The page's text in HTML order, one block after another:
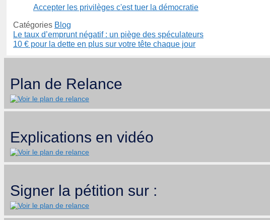
Accepter les privilèges c'est tuer la démocratie
Catégories Blog
Le taux d’emprunt négatif : un piège des spéculateurs
10 € pour la dette en plus sur votre tête chaque jour
Plan de Relance
Explications en vidéo
Signer la pétition sur :